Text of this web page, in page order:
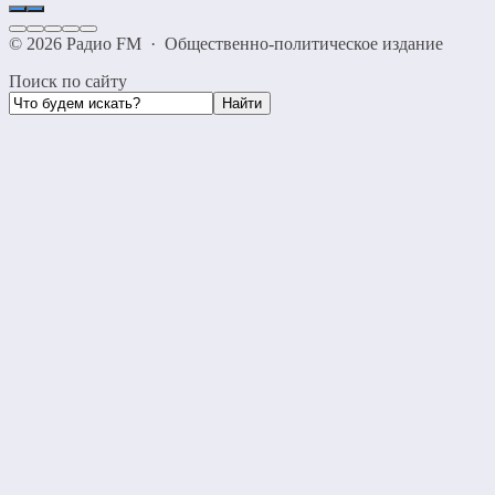
© 2026 Радио FM · Общественно-политическое издание
Поиск по сайту